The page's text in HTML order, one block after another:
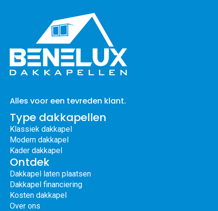
Alles voor een tevreden klant.
Type dakkapellen
Klassiek dakkapel
Modern dakkapel
Kader dakkapel
Ontdek
Dakkapel laten plaatsen
Dakkapel financiering
Kosten dakkapel
Over ons